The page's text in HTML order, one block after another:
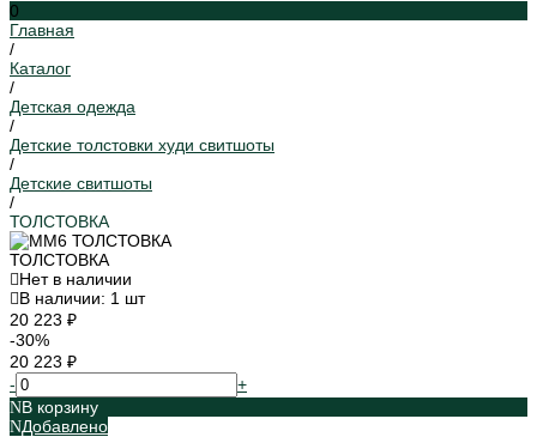
0
Главная
/
Каталог
/
Детская одежда
/
Детские толстовки худи свитшоты
/
Детские свитшоты
/
ТОЛСТОВКА
ТОЛСТОВКА
Нет в наличии
В наличии: 1 шт
20 223 ₽
-30%
20 223 ₽
-
+
В корзину
Добавлено